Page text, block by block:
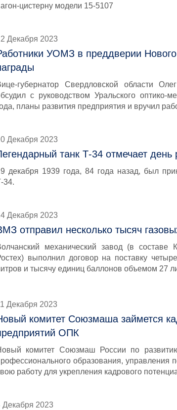
цистерну модели 15-5107
Декабря 2023
УОМЗ в преддверии
губернатор Свердловской области
с руководством Уральского оптико-
планы развития предприятия и вручил
Декабря 2023
танк Т-34 отмечает день
декабря 1939 года, 84 года назад, был
34.
Декабря 2023
отправил несколько тысяч
механический завод (в
выполнил договор на поставку
и тысячу единиц баллонов объемом 27
Декабря 2023
комитет Союзмаша займется
ОПК
комитет Союзмаш России по
образования, управления
работу для укрепления кадрового
Декабря 2023